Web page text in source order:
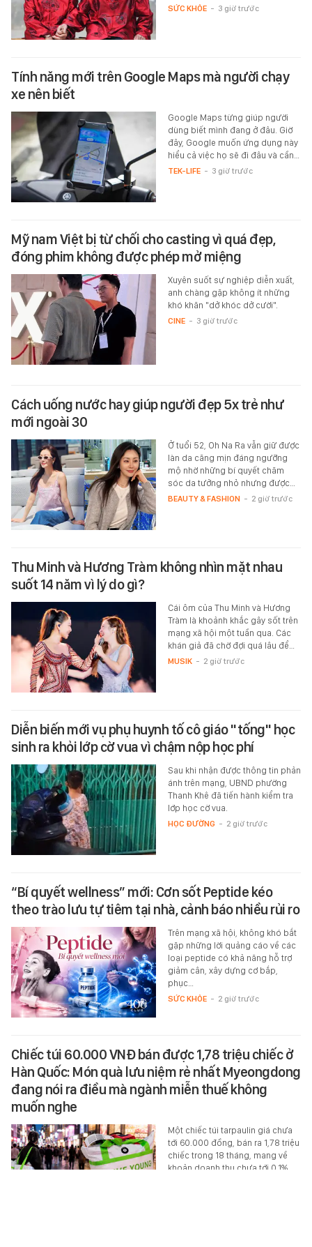
SỨC KHỎE - 3 giờ trước
Tính năng mới trên Google Maps mà người chạy
xe nên biết
Google Maps từng giúp người
dùng biết mình đang ở đâu. Giờ
đây, Google muốn ứng dụng này
hiểu cả việc họ sẽ đi đâu và cần…
TEK-LIFE - 3 giờ trước
Mỹ nam Việt bị từ chối cho casting vì quá đẹp,
đóng phim không được phép mở miệng
Xuyên suốt sự nghiệp diễn xuất,
anh chàng gặp không ít những
khó khăn "dở khóc dở cười".
CINE - 3 giờ trước
Cách uống nước hay giúp người đẹp 5x trẻ như
mới ngoài 30
Ở tuổi 52, Oh Na Ra vẫn giữ được
làn da căng mịn đáng ngưỡng
mộ nhờ những bí quyết chăm
sóc da tưởng nhỏ nhưng được…
BEAUTY & FASHION - 2 giờ trước
Thu Minh và Hương Tràm không nhìn mặt nhau
suốt 14 năm vì lý do gì?
Cái ôm của Thu Minh và Hương
Tràm là khoảnh khắc gây sốt trên
mạng xã hội một tuần qua. Các
khán giả đã chờ đợi quá lâu để…
MUSIK - 2 giờ trước
Diễn biến mới vụ phụ huynh tố cô giáo "tống" học
sinh ra khỏi lớp cờ vua vì chậm nộp học phí
Sau khi nhận được thông tin phản
ánh trên mạng, UBND phường
Thanh Khê đã tiến hành kiểm tra
lớp học cờ vua.
HỌC ĐƯỜNG - 2 giờ trước
“Bí quyết wellness” mới: Cơn sốt Peptide kéo
theo trào lưu tự tiêm tại nhà, cảnh báo nhiều rủi ro
Trên mạng xã hội, không khó bắt
gặp những lời quảng cáo về các
loại peptide có khả năng hỗ trợ
giảm cân, xây dựng cơ bắp,
phục…
SỨC KHỎE - 2 giờ trước
Chiếc túi 60.000 VNĐ bán được 1,78 triệu chiếc ở
Hàn Quốc: Món quà lưu niệm rẻ nhất Myeongdong
đang nói ra điều mà ngành miễn thuế không
muốn nghe
Một chiếc túi tarpaulin giá chưa
tới 60.000 đồng, bán ra 1,78 triệu
chiếc trong 18 tháng, mang về
khoản doanh thu chưa tới 0,1%…